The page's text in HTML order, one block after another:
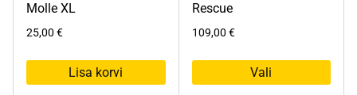
Molle XL
25,00 €
Lisa korvi
Rescue
109,00 €
Vali